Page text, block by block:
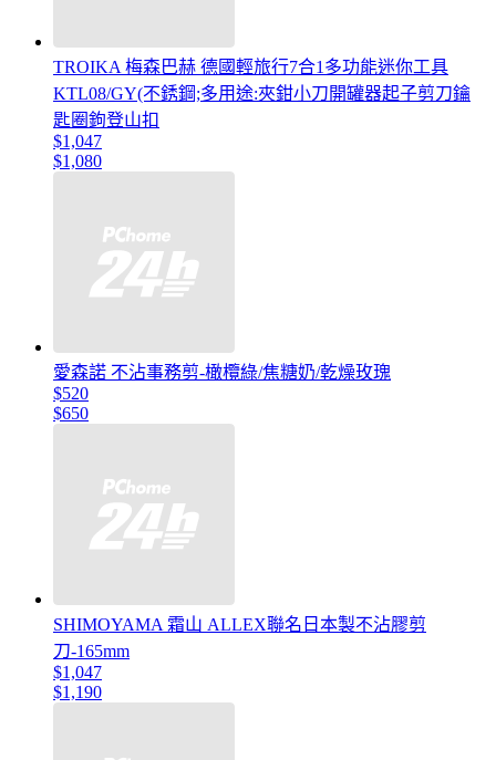
TROIKA 梅森巴赫 德國輕旅行7合1多功能迷你工具
KTL08/GY(不銹鋼;多用途:夾鉗小刀開罐器起子剪刀鑰
匙圈鉤登山扣
$1,047
$1,080
愛森諾 不沾事務剪-橄欖綠/焦糖奶/乾燥玫瑰
$520
$650
SHIMOYAMA 霜山 ALLEX聯名日本製不沾膠剪
刀-165mm
$1,047
$1,190